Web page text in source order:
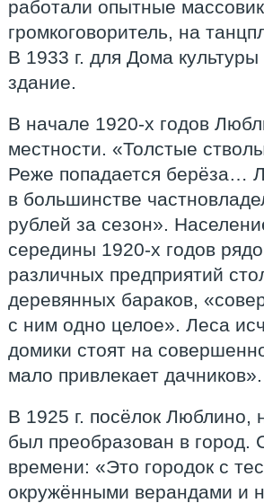
работали опытные
громкоговоритель, на
В 1933 г. для Дома
здание.
В начале 1920-х годов
местности. «Толстые
Реже попадается берёза…
в большинстве
рублей за сезон».
середины 1920-х годов
различных предприятий
деревянных бараков,
с ним одно целое». Леса
домики стоят на
мало привлекает дачников».
В 1925 г. посёлок Люблино,
был преобразован в город.
времени: «Это городок с
окружёнными верандами и